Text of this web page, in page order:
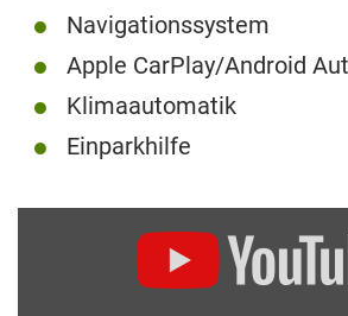
Navigationssystem
Apple CarPlay/Android
Klimaautomatik
Einparkhilfe